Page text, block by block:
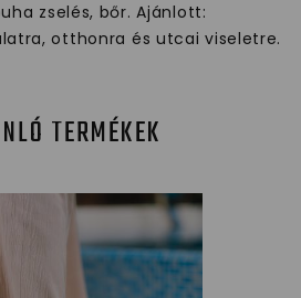
zselés, bőr. Ajánlott:
otthonra és utcai viseletre.
TERMÉKEK